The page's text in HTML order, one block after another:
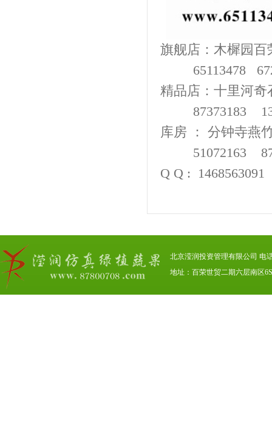
旗舰店：木樨园百
65113478
精品店：十里河奇
87373183
库房 ： 分钟寺燕
51072163
Q Q :
北京滢润投资管理有限公司 电
地址：百荣世贸二期六层南区